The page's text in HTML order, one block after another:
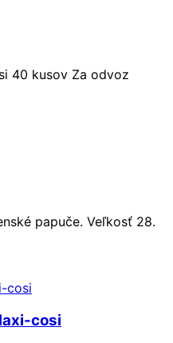
40 kusov Za odvoz
papuče. Veľkosť 28.
cosi